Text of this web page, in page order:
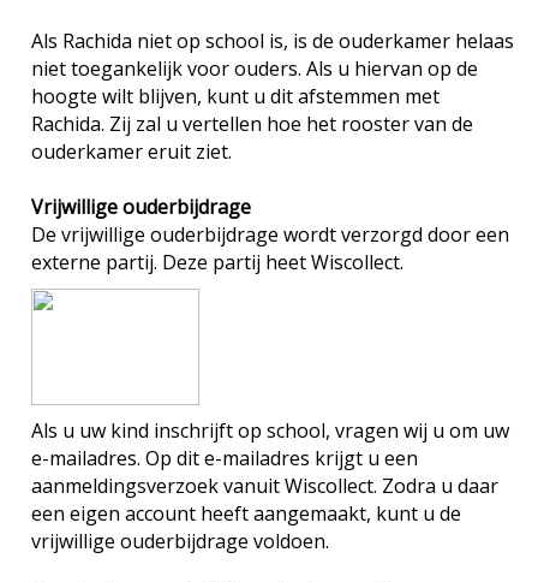
Als Rachida niet op school is, is de ouderkamer helaas
niet toegankelijk voor ouders. Als u hiervan op de
hoogte wilt blijven, kunt u dit afstemmen met
Rachida. Zij zal u vertellen hoe het rooster van de
ouderkamer eruit ziet.
Vrijwillige ouderbijdrage
De vrijwillige ouderbijdrage wordt verzorgd door een
externe partij. Deze partij heet Wiscollect.
Als u uw kind inschrijft op school, vragen wij u om uw
e-mailadres. Op dit e-mailadres krijgt u een
aanmeldingsverzoek vanuit Wiscollect. Zodra u daar
een eigen account heeft aangemaakt, kunt u de
vrijwillige ouderbijdrage voldoen.